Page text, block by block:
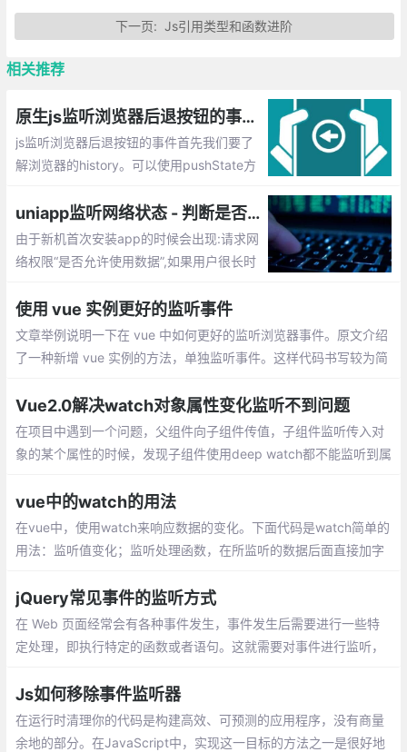
下一页:Js引用类型和函数进阶
相关推荐
原生js监听浏览器后退按钮的事件方法
js监听浏览器后退按钮的事件首先我们要了
解浏览器的history。可以使用pushState方
ate事件监测从history栈里弹出url。既然有
提供popstate事件监测，那么我们就可以进
行监听。
uniapp监听网络状态 - 判断是否有网络
由于新机首次安装app的时候会出现:请求网
络权限“是否允许使用数据”,如果用户很长时
返回失败的情况,需要用户清掉APP重新打开
才能正常请求使用。
使用 vue 实例更好的监听事件
文章举例说明一下在 vue 中如何更好的监听浏览器事件。原文介绍
了一种新增 vue 实例的方法，单独监听事件。这样代码书写较为简
Vue2.0解决watch对象属性变化监听不到问题
在项目中遇到一个问题，父组件向子组件传值，子组件监听传入对
象的某个属性的时候，发现子组件使用deep watch都不能监听到属
vue中的watch的用法
在vue中，使用watch来响应数据的变化。下面代码是watch简单的
用法：监听值变化；监听处理函数，在所监听的数据后面直接加字
jQuery常见事件的监听方式
在 Web 页面经常会有各种事件发生，事件发生后需要进行一些特
定处理，即执行特定的函数或者语句。这就需要对事件进行监听，
Js如何移除事件监听器
在运行时清理你的代码是构建高效、可预测的应用程序，没有商量
余地的部分。在JavaScript中，实现这一目标的方法之一是很好地